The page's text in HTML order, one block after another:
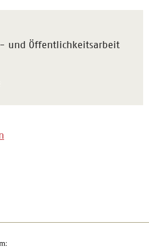
und Öffentlichkeitsarbeit